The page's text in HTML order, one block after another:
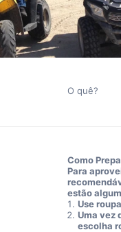
O quê?
Como
Para
estão
Use
Uma vez
escolha